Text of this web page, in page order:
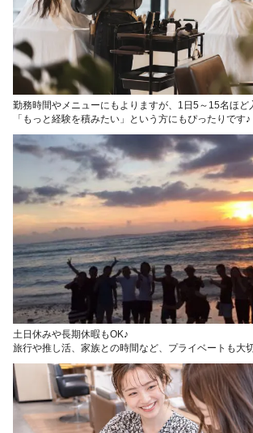
勤務時間やメニューにもよりますが、1日5～15名ほど
「もっと経験を積みたい」という方にもぴったりです♪
土日休みや長期休暇もOK♪
旅行や推し活、家族との時間など、プライベートも大